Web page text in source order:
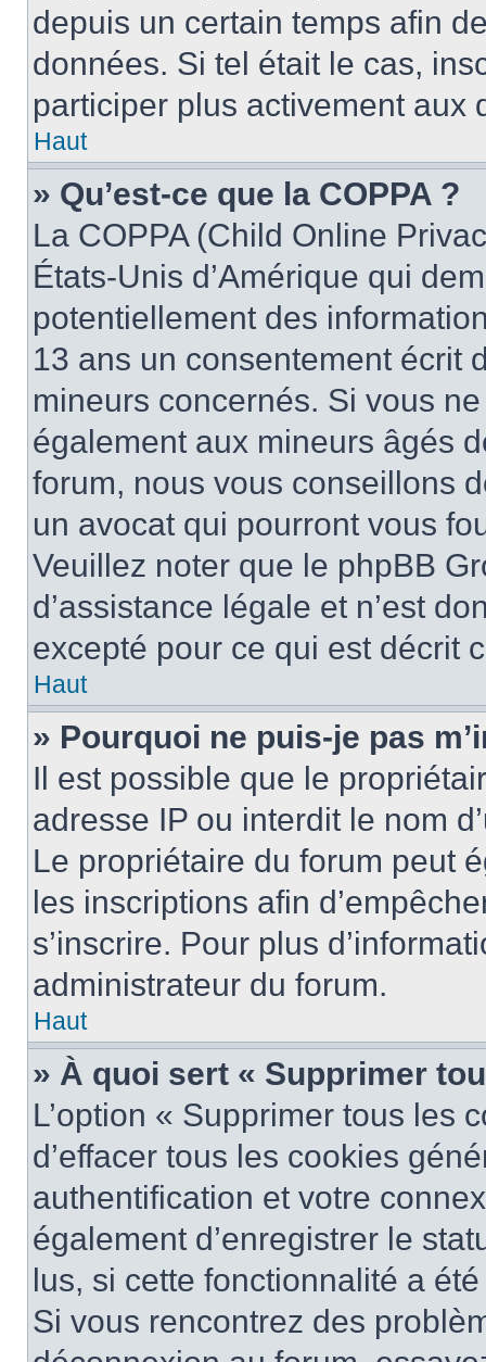
depuis un certain temps afin
données. Si tel était le cas,
participer plus activement aux
Haut
» Qu’est-ce que la COPPA ?
La COPPA (Child Online
États-Unis d’Amérique qui
potentiellement des
13 ans un consentement écrit
mineurs concernés. Si vous
également aux mineurs âgés
forum, nous vous conseillons
un avocat qui pourront vous
Veuillez noter que le phpBB
d’assistance légale et n’est
excepté pour ce qui est décrit
Haut
» Pourquoi ne puis-je pas
Il est possible que le
adresse IP ou interdit le nom
Le propriétaire du forum peut
les inscriptions afin
s’inscrire. Pour plus
administrateur du forum.
Haut
» À quoi sert « Supprimer
L’option « Supprimer tous les
d’effacer tous les cookies
authentification et votre
également d’enregistrer le
lus, si cette fonctionnalité a
Si vous rencontrez des